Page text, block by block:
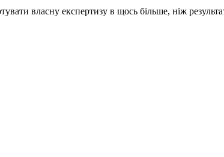
власну експертизу в щось більше, ніж